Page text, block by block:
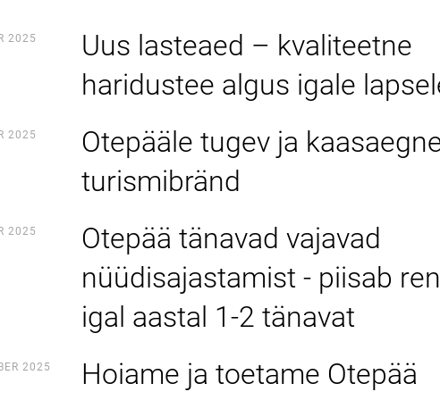
2025
Uus lasteaed – kvaliteetne
haridustee algus igale
2025
Otepääle tugev ja
turismibränd
2025
Otepää tänavad vajavad
nüüdisajastamist - piisab
igal aastal 1-2 tänavat
2025
Hoiame ja toetame Otepää